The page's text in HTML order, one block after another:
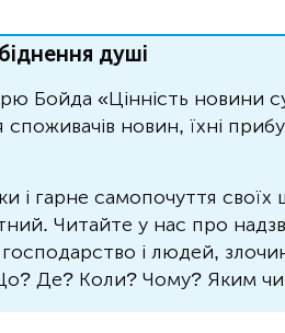
душі
Бойда «Цінність новини
новин, їхні
і гарне самопочуття своїх
Читайте у нас про
господарство і людей,
Де? Коли? Чому? Яким